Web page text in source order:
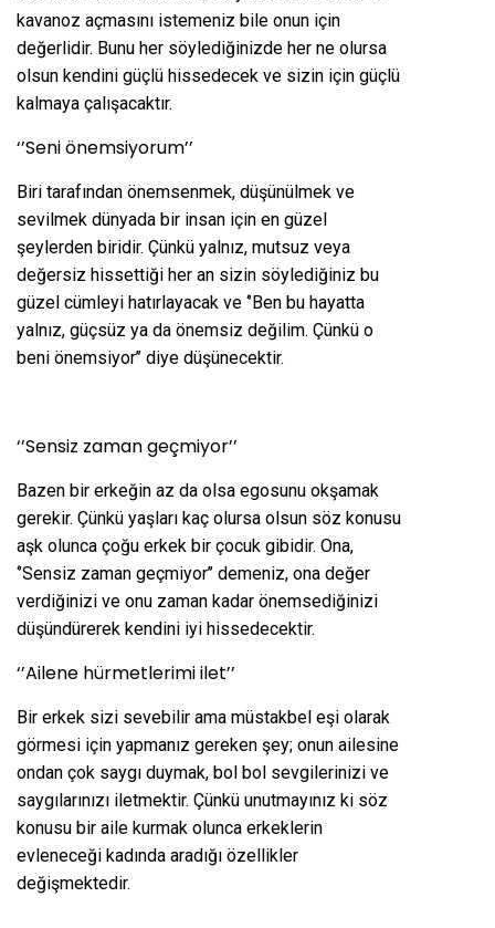
kavanoz açmasını istemeniz bile onun için
değerlidir. Bunu her söylediğinizde her ne olursa
olsun kendini güçlü hissedecek ve sizin için güçlü
kalmaya çalışacaktır.
‘’Seni önemsiyorum’’
Biri tarafından önemsenmek, düşünülmek ve
sevilmek dünyada bir insan için en güzel
şeylerden biridir. Çünkü yalnız, mutsuz veya
değersiz hissettiği her an sizin söylediğiniz bu
güzel cümleyi hatırlayacak ve ‘’Ben bu hayatta
yalnız, güçsüz ya da önemsiz değilim. Çünkü o
beni önemsiyor’’ diye düşünecektir.
‘’Sensiz zaman geçmiyor’’
Bazen bir erkeğin az da olsa egosunu okşamak
gerekir. Çünkü yaşları kaç olursa olsun söz konusu
aşk olunca çoğu erkek bir çocuk gibidir. Ona,
‘’Sensiz zaman geçmiyor’’ demeniz, ona değer
verdiğinizi ve onu zaman kadar önemsediğinizi
düşündürerek kendini iyi hissedecektir.
‘’Ailene hürmetlerimi ilet’’
Bir erkek sizi sevebilir ama müstakbel eşi olarak
görmesi için yapmanız gereken şey; onun ailesine
ondan çok saygı duymak, bol bol sevgilerinizi ve
saygılarınızı iletmektir. Çünkü unutmayınız ki söz
konusu bir aile kurmak olunca erkeklerin
evleneceği kadında aradığı özellikler
değişmektedir.